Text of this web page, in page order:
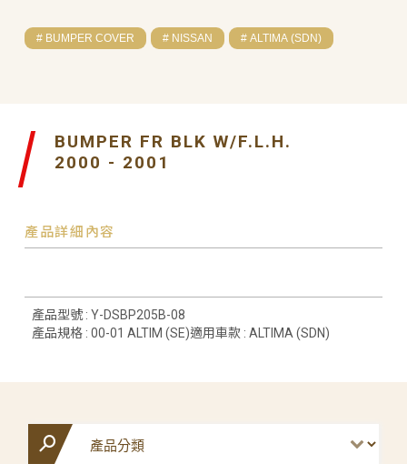
# BUMPER COVER # NISSAN # ALTIMA (SDN)
BUMPER FR BLK W/F.L.H.
2000 - 2001
產品詳細內容
產品型號 : Y-DSBP205B-08
產品規格 : 00-01 ALTIM (SE)適用車款 : ALTIMA (SDN)